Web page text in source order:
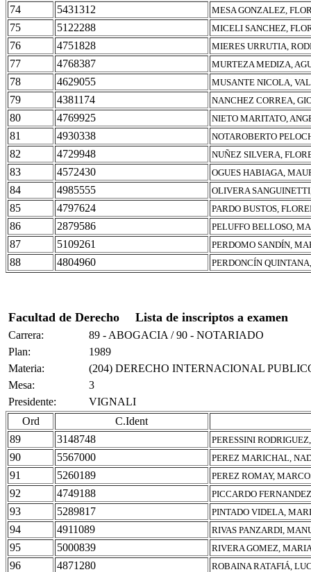
74 5431312 MESA GONZALEZ,
75 5122288 MICELI SANCHEZ,
76 4751828 MIERES URRUTIA,
77 4768387 MURTEZA MEDIZA,
78 4629055 MUSANTE NICOLA,
79 4381174 NANCHEZ CORREA,
80 4769925 NIETO MARITATO,
81 4930338 NOTAROBERTO
82 4729948 NUÑEZ SILVERA,
83 4572430 OGUES HABIAGA,
84 4985555 OLIVERA
85 4797624 PARDO BUSTOS,
86 2879586 PELUFFO BELLOSO,
87 5109261 PERDOMO SANDÍN,
88 4804960 PERDONCÍN
Facultad de Derecho Lista de inscriptos a examen
Carrera:
89 - ABOGACIA / 90 - NOTARIADO
Plan:
1989
Materia:
(204) DERECHO INTERNACIONAL
Mesa:
3
Presidente:
VIGNALI
Ord
C.Ident
89
3148748 PERESSINI
90 5567000 PEREZ MARICHAL,
91 5260189 PEREZ ROMAY,
92 4749188 PICCARDO
93 5289817 PINTADO VIDELA,
94 4911089 RIVAS PANZARDI,
95 5000839 RIVERA GOMEZ,
96 4871280 ROBAINA RATAFIÁ,